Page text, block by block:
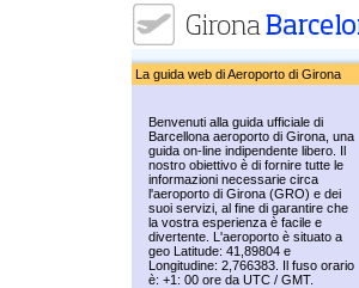
La guida web di Aeroporto di Girona
Benvenuti alla guida ufficiale di
Barcellona aeroporto di Girona, una
guida on-line indipendente libero. Il
nostro obiettivo è di fornire tutte le
informazioni necessarie circa
l'aeroporto di Girona (GRO) e dei
suoi servizi, al fine di garantire che
la vostra esperienza è facile e
divertente. L'aeroporto è situato a
geo Latitude: 41,89804 e
Longitudine: 2,766383. Il fuso orario
è: +1: 00 ore da UTC / GMT.